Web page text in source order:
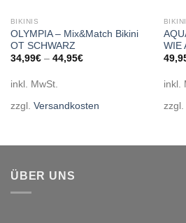
BIKINIS
OLYMPIA – Mix&Match Bikini
OT SCHWARZ
34,99€– 44,95€
inkl. MwSt.
zzgl. Versandkosten
WIE
inkl.
zzgl.
ÜBER UNS